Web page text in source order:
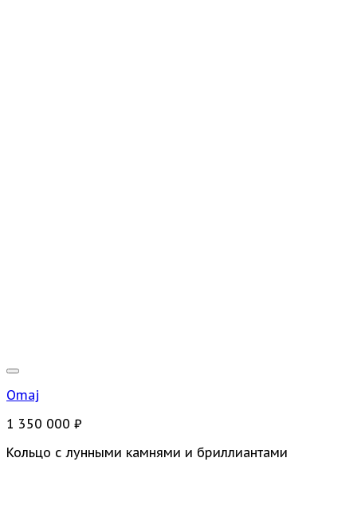
Omaj
1 350 000 ₽
Кольцо с лунными камнями и бриллиантами